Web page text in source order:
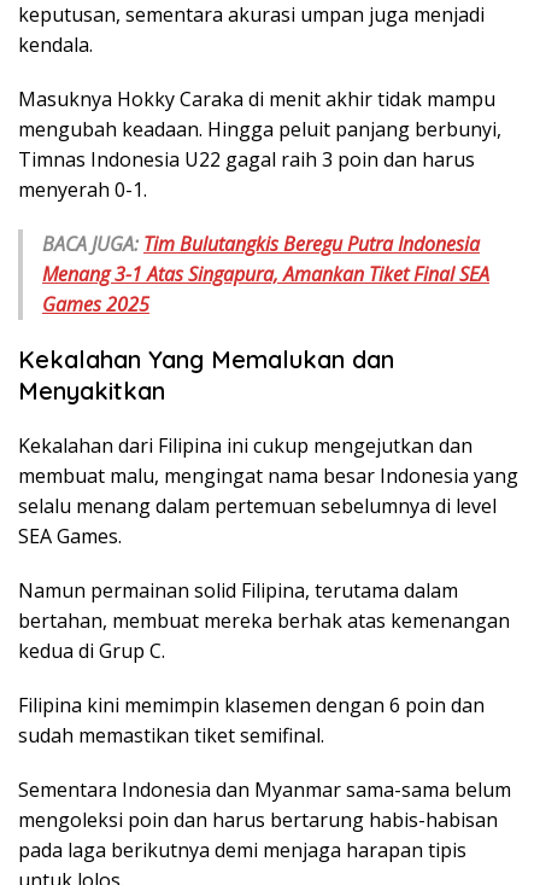
keputusan, sementara akurasi umpan juga menjadi
kendala.
Masuknya Hokky Caraka di menit akhir tidak mampu
mengubah keadaan. Hingga peluit panjang berbunyi,
Timnas Indonesia U22 gagal raih 3 poin dan harus
menyerah 0-1.
BACA JUGA: Tim Bulutangkis Beregu Putra Indonesia
Menang 3-1 Atas Singapura, Amankan Tiket Final SEA
Games 2025
Kekalahan Yang Memalukan dan
Menyakitkan
Kekalahan dari Filipina ini cukup mengejutkan dan
membuat malu, mengingat nama besar Indonesia yang
selalu menang dalam pertemuan sebelumnya di level
SEA Games.
Namun permainan solid Filipina, terutama dalam
bertahan, membuat mereka berhak atas kemenangan
kedua di Grup C.
Filipina kini memimpin klasemen dengan 6 poin dan
sudah memastikan tiket semifinal.
Sementara Indonesia dan Myanmar sama-sama belum
mengoleksi poin dan harus bertarung habis-habisan
pada laga berikutnya demi menjaga harapan tipis